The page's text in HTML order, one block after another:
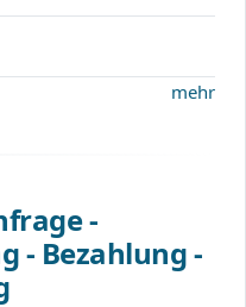
mehr
-
- Bezahlung -